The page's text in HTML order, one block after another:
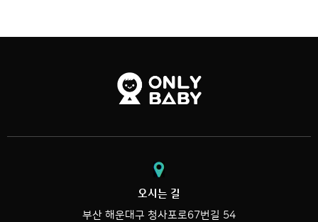
오시는 길
부산 해운대구 청사포로67번길 54